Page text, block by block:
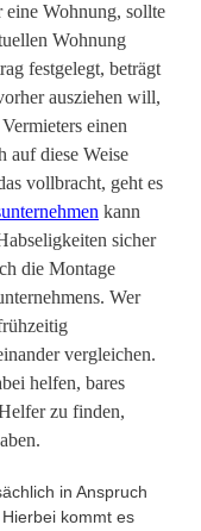
eine Wohnung, sollte
Wohnung
festgelegt, beträgt
ausziehen will,
einen
auf diese Weise
vollbracht, geht es
kann
sicher
die Montage
Wer
vergleichen.
helfen, bares
zu finden,
in Anspruch
kommt es